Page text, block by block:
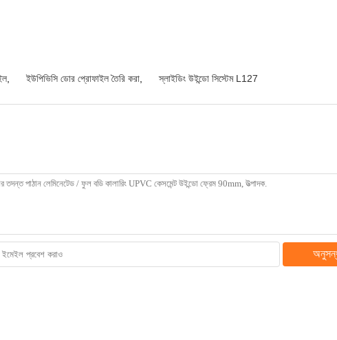
ইউপিভিসি ডোর প্রোফাইল তৈরি করা স্লাইডিং উইন্ডো সিস্টেম L127